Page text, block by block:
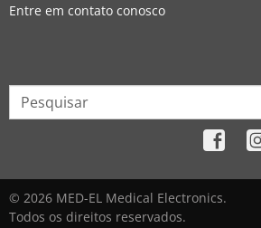
Entre em contato conosco
© 2026 MED-EL Medical Electronics.
Todos os direitos reservados.